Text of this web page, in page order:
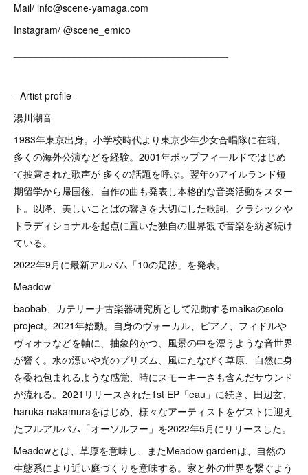
Mail/ info@scene-yamaga.com
Instagram/ @scene_emico
- Artist profile -
湯川潮音
1983年東京出身。小学校時代より東京少年少女合唱隊に在籍、
多くの海外公演などを経験。2001年ポップフィールドではじめ
て披露された歌声が 多くの話題を呼ぶ。翌年のアイルランド短
期留学から帰国後、自作の曲も発表し本格的な音楽活動をスター
ト。以降、美しいことばの響きを大切にした歌詞、クラシックや
トラディショナルを起点に置いた独自の世界観で音楽を紡ぎ続け
ている。
2022年9月に最新アルバム「10の足跡」を発表。
Meadow
baobab、カテリーナ古楽器研究所として活動するmaikaのsolo
project。2021年始動。自身のヴォーカル、ピアノ、フィドルや
ヴィオラなどを軸に、抽象的かつ、風景の中を漂うような音世界
が響く。水の漂いや光のプリズム、風にたなびく草原、自然に身
を委ね包まれるような感覚、時にスモーキーさも含んだサウンド
が流れる。2021リリースされた1st EP「eau」に続き、田辺玄、
haruka nakamuraをはじめ、様々なアーティストをゲストに迎え
たフルアルバム「オーソルフー」を2022年5月にリリースした。
Meadowとは、草原を意味し、またMeadow gardenは、自然の
生態系により近い庭づくりを意味する。家と外の世界を繋ぐよう